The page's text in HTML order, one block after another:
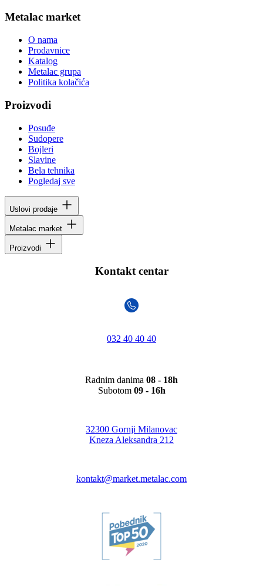
Metalac market
O nama
Prodavnice
Katalog
Metalac grupa
Politika kolačića
Proizvodi
Posuđe
Sudopere
Bojleri
Slavine
Bela tehnika
Pogledaj sve
Uslovi prodaje
Metalac market
Proizvodi
Kontakt centar
032 40 40 40
Radnim danima 08 - 18h
Subotom 09 - 16h
32300 Gornji Milanovac
Kneza Aleksandra 212
kontakt@market.metalac.com